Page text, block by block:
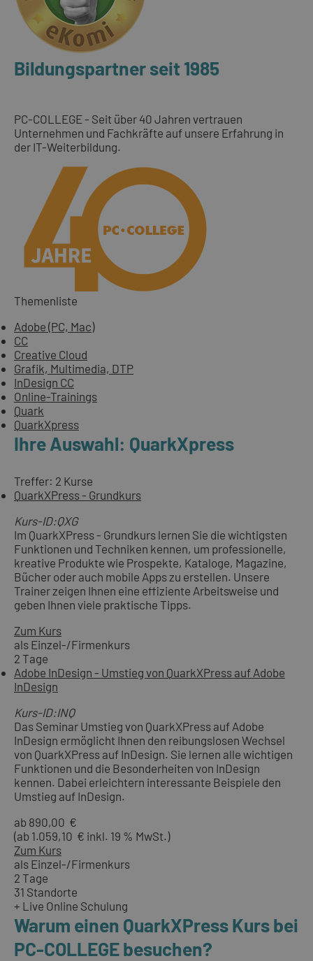
Bildungspartner seit 1985
PC-COLLEGE - Seit über 40 Jahren vertrauen
Unternehmen und Fachkräfte auf unsere Erfahrung in
der IT-Weiterbildung.
Themenliste
Adobe (PC, Mac)
CC
Creative Cloud
Grafik, Multimedia, DTP
InDesign CC
Online-Trainings
Quark
QuarkXpress
Ihre Auswahl: QuarkXpress
Treffer: 2 Kurse
QuarkXPress - Grundkurs
Kurs-ID:QXG
Im QuarkXPress - Grundkurs lernen Sie die wichtigsten
Funktionen und Techniken kennen, um professionelle,
kreative Produkte wie Prospekte, Kataloge, Magazine,
Bücher oder auch mobile Apps zu erstellen. Unsere
Trainer zeigen Ihnen eine effiziente Arbeitsweise und
geben Ihnen viele praktische Tipps.
Zum Kurs
als Einzel-/Firmenkurs
2 Tage
Adobe InDesign - Umstieg von QuarkXPress auf Adobe
InDesign
Kurs-ID:INQ
Das Seminar Umstieg von QuarkXPress auf Adobe
InDesign ermöglicht Ihnen den reibungslosen Wechsel
von QuarkXPress auf InDesign. Sie lernen alle wichtigen
Funktionen und die Besonderheiten von InDesign
kennen. Dabei erleichtern interessante Beispiele den
Umstieg auf InDesign.
ab 890,00 €
(ab 1.059,10 € inkl. 19 % MwSt.)
Zum Kurs
als Einzel-/Firmenkurs
2 Tage
31 Standorte
+ Live Online Schulung
Warum einen QuarkXPress Kurs bei
PC-COLLEGE besuchen?